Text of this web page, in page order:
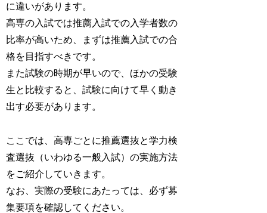
に違いがあります。
高専の入試では推薦入試での入学者数の
比率が高いため、まずは推薦入試での合
格を目指すべきです。
また試験の時期が早いので、ほかの受験
生と比較すると、試験に向けて早く動き
出す必要があります。
ここでは、高専ごとに推薦選抜と学力検
査選抜（いわゆる一般入試）の実施方法
をご紹介していきます。
なお、実際の受験にあたっては、必ず募
集要項を確認してください。